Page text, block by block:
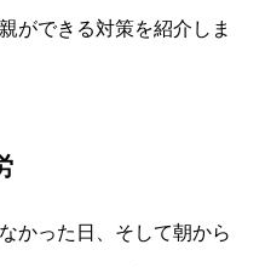
ができる対策を紹介しま
かった日、そして朝から